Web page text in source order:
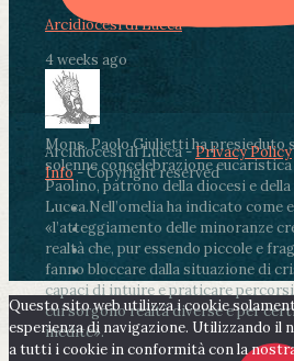
Arcidiocesi di Lucca
4 weeks ago
Mons. Paolo Giulietti ha presieduto
solenne concelebrazione eucaristica
Paolino, patrono della diocesi e
Lucca.Nell’omelia ha indicato come
«l’atteggiamento delle minoranze
realtà che, pur essendo piccole e
fanno bloccare dalla situazione di
capaci di intuire e praticare
cui sorgono realtà diverse e per
inedite».
Arcidiocesi di Lucca -Privacy Policy
Info- Copyright reserved
Questo sito web utilizza i cookie
esperienza di navigazione. Utilizzando il
a tutti i cookie in conformità con la